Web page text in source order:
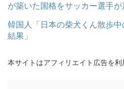
が築いた国格をサッカー選手が
韓国人「日本の柴犬くん散歩
結果」
本サイトはアフィリエイト広告を利